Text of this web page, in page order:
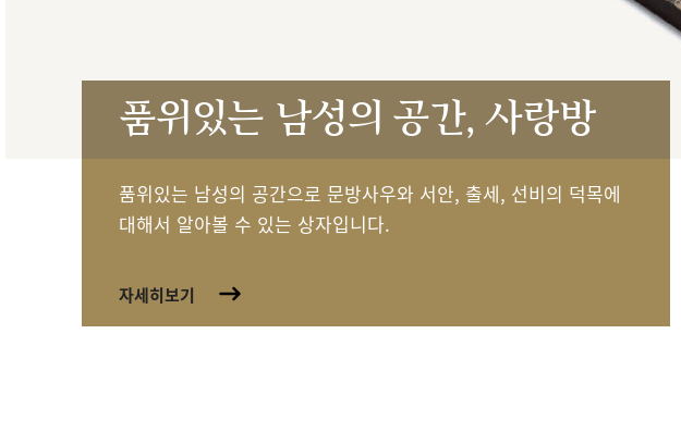
품위있는 남성의 공간, 사랑방
품위있는 남성의 공간으로 문방사우와 서안, 출세, 선비의 덕목에
대해서 알아볼 수 있는 상자입니다.
자세히보기